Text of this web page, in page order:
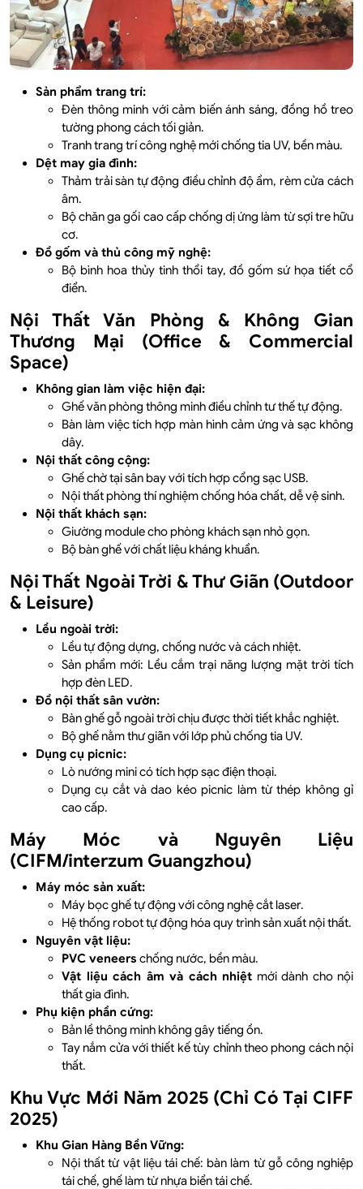
Sản phẩm trang trí:
Đèn thông minh với cảm biến ánh sáng, đồng hồ treo
tường phong cách tối giản.
Tranh trang trí công nghệ mới chống tia UV, bền màu.
Dệt may gia đình:
Thảm trải sàn tự động điều chỉnh độ ẩm, rèm cửa cách
âm.
Bộ chăn ga gối cao cấp chống dị ứng làm từ sợi tre hữu
cơ.
Đồ gốm và thủ công mỹ nghệ:
Bộ bình hoa thủy tinh thổi tay, đồ gốm sứ họa tiết cổ
điển.
Nội Thất Văn Phòng & Không Gian
Thương Mại (Office & Commercial
Space)
Không gian làm việc hiện đại:
Ghế văn phòng thông minh điều chỉnh tư thế tự động.
Bàn làm việc tích hợp màn hình cảm ứng và sạc không
dây.
Nội thất công cộng:
Ghế chờ tại sân bay với tích hợp cổng sạc USB.
Nội thất phòng thí nghiệm chống hóa chất, dễ vệ sinh.
Nội thất khách sạn:
Giường module cho phòng khách sạn nhỏ gọn.
Bộ bàn ghế với chất liệu kháng khuẩn.
Nội Thất Ngoài Trời & Thư Giãn (Outdoor
& Leisure)
Lều ngoài trời:
Lều tự động dựng, chống nước và cách nhiệt.
Sản phẩm mới: Lều cắm trại năng lượng mặt trời tích
hợp đèn LED.
Đồ nội thất sân vườn:
Bàn ghế gỗ ngoài trời chịu được thời tiết khắc nghiệt.
Bộ ghế nằm thư giãn với lớp phủ chống tia UV.
Dụng cụ picnic:
Lò nướng mini có tích hợp sạc điện thoại.
Dụng cụ cắt và dao kéo picnic làm từ thép không gỉ
cao cấp.
Máy Móc và Nguyên Liệu
(CIFM/interzum Guangzhou)
Máy móc sản xuất:
Máy bọc ghế tự động với công nghệ cắt laser.
Hệ thống robot tự động hóa quy trình sản xuất nội thất.
Nguyên vật liệu:
PVC veneers chống nước, bền màu.
Vật liệu cách âm và cách nhiệt mới dành cho nội
thất gia đình.
Phụ kiện phần cứng:
Bản lề thông minh không gây tiếng ồn.
Tay nắm cửa với thiết kế tùy chỉnh theo phong cách nội
thất.
Khu Vực Mới Năm 2025 (Chỉ Có Tại CIFF
2025)
Khu Gian Hàng Bền Vững:
Nội thất từ vật liệu tái chế: bàn làm từ gỗ công nghiệp
tái chế, ghế làm từ nhựa biển tái chế.